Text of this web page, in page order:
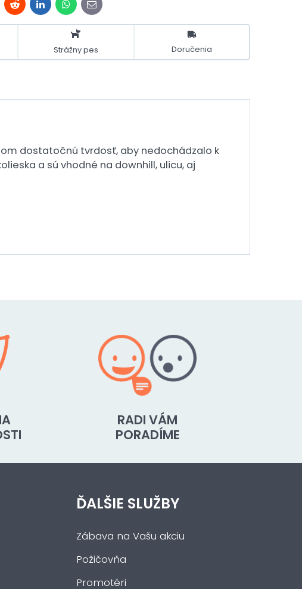
RedditLinkedInWhatsApp
E-
mail
Strážny pes Doručenia
dostatočnú tvrdosť, aby nedochádzalo k
a sú vhodné na downhill, ulicu, aj
RADI VÁM
PORADÍME
ĎALŠIE SLUŽBY
Zábava na Vašu akciu
Požičovňa
Promotéri